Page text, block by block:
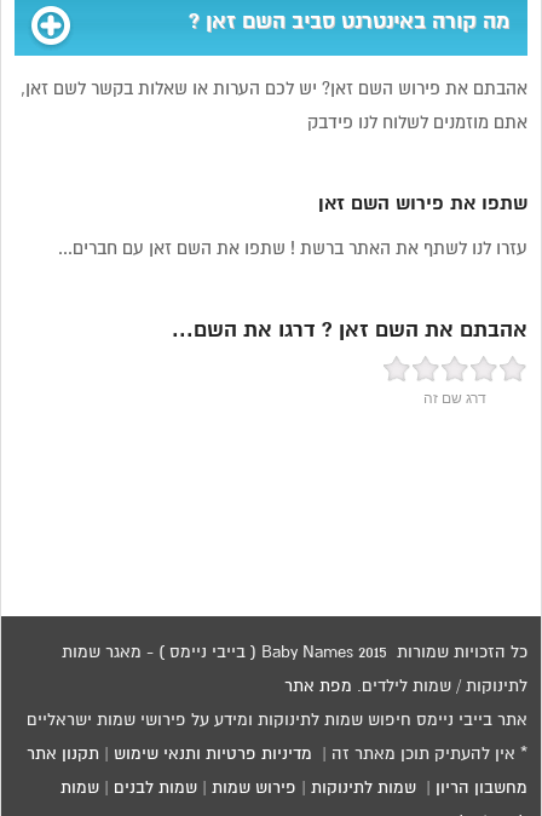
מה קורה באינטרנט סביב השם זאן ?
אהבתם את פירוש השם זאן? יש לכם הערות או שאלות בקשר לשם זאן,
אתם מוזמנים לשלוח לנו פידבק
שתפו את פירוש השם זאן
עזרו לנו לשתף את האתר ברשת ! שתפו את השם זאן עם חברים...
אהבתם את השם זאן ? דרגו את השם...
דרג שם זה
כל הזכויות שמורות 2015 Baby Names ( בייבי ניימס ) - מאגר שמות
לתינוקות / שמות לילדים. מפת אתר
אתר בייבי ניימס חיפוש שמות לתינוקות ומידע על פירושי שמות ישראליים
* אין להעתיק תוכן מאתר זה | מדיניות פרטיות ותנאי שימוש תקנון אתר
מחשבון הריון |שמות לתינוקות פירוש שמות |שמות לבנים |שמות